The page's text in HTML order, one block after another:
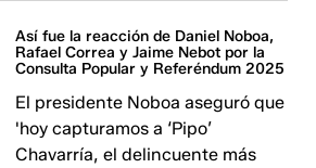
Así fue la reacción de Daniel Noboa,
Rafael Correa y Jaime Nebot por la
Consulta Popular y Referéndum 2025
El presidente Noboa aseguró que
'hoy capturamos a ‘Pipo’
Chavarría, el delincuente más